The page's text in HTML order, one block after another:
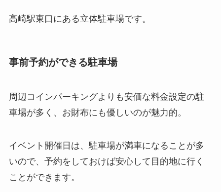
高崎駅東口にある立体駐車場です。
事前予約ができる駐車場
周辺コインパーキングよりも安価な料金設定の駐
車場が多く、お財布にも優しいのが魅力的。
イベント開催日は、駐車場が満車になることが多
いので、予約をしておけば安心して目的地に行く
ことができます。